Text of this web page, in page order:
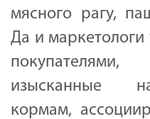
мясного рагу,
Да и
изысканные
кормам,